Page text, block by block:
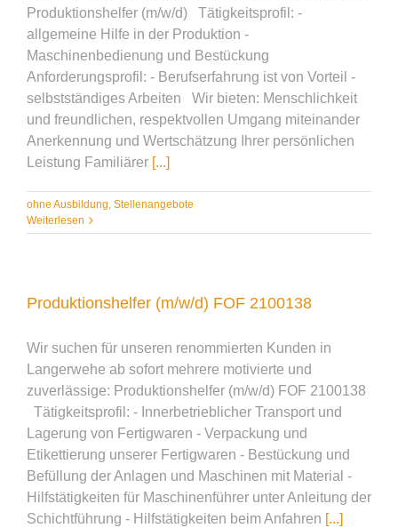
Produktionshelfer (m/w/d) Tätigkeitsprofil: -
allgemeine Hilfe in der Produktion -
Maschinenbedienung und Bestückung
Anforderungsprofil: - Berufserfahrung ist von Vorteil -
selbstständiges Arbeiten Wir bieten: Menschlichkeit
und freundlichen, respektvollen Umgang miteinander
Anerkennung und Wertschätzung Ihrer persönlichen
Leistung Familiärer [...]
ohne Ausbildung, Stellenangebote
Weiterlesen
Produktionshelfer (m/w/d) FOF 2100138
Wir suchen für unseren renommierten Kunden in
Langerwehe ab sofort mehrere motivierte und
zuverlässige: Produktionshelfer (m/w/d) FOF 2100138
Tätigkeitsprofil: - Innerbetrieblicher Transport und
Lagerung von Fertigwaren - Verpackung und
Etikettierung unserer Fertigwaren - Bestückung und
Befüllung der Anlagen und Maschinen mit Material -
Hilfstätigkeiten für Maschinenführer unter Anleitung der
Schichtführung - Hilfstätigkeiten beim Anfahren [...]